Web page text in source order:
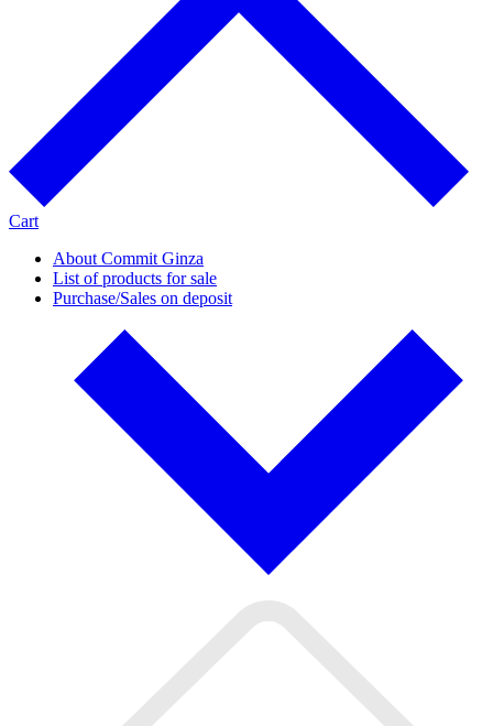
Cart
About Commit Ginza
List of products for sale
Purchase/Sales on deposit